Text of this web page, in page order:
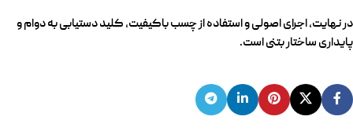
در نهایت، اجرای اصولی و استفاده از چسب باکیفیت، کلید دستیابی به دوام و
پایداری ساختار بتنی است.